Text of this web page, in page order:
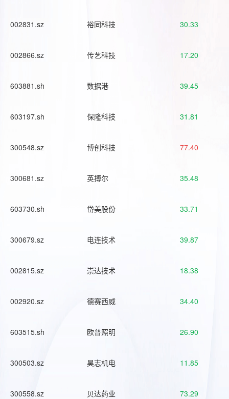
002831.sz 裕同科技 30.33
002866.sz 传艺科技 17.20
603881.sh 数据港 39.45
603197.sh 保隆科技 31.81
300548.sz 博创科技 77.40
300681.sz 英搏尔 35.48
603730.sh 岱美股份 33.71
300679.sz 电连技术 39.87
002815.sz 崇达技术 18.38
002920.sz 德赛西威 34.40
603515.sh 欧普照明 26.90
300503.sz 昊志机电 11.85
300558.sz 贝达药业 73.29